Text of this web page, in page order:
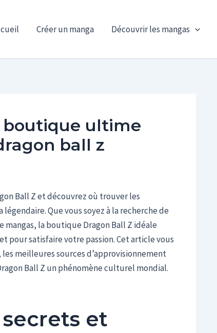
Créer un manga Découvrir les mangas
boutique ultime
ball z
Ball Z et découvrez où trouver les
Que vous soyez à la recherche de
la boutique Dragon Ball Z idéale
pour satisfaire votre passion. Cet article vous
meilleures sources d’approvisionnement
Ball Z un phénomène culturel mondial.
et